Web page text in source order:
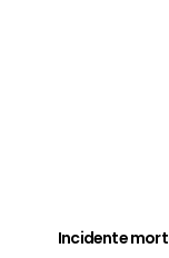
Incidente